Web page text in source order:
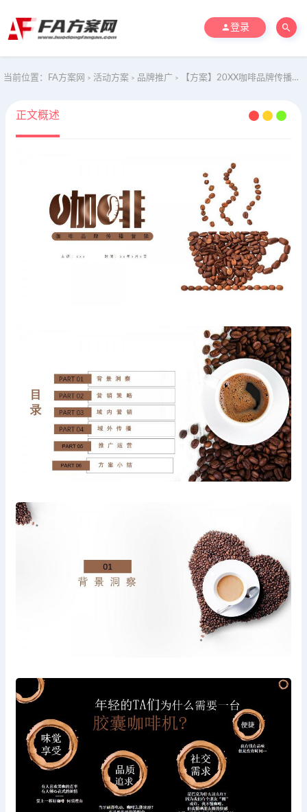
登录
当前位置： FA方案网 > 活动方案 > 品牌推广 > 【方案】20XX咖啡品牌传播营销方案-62P
正文概述